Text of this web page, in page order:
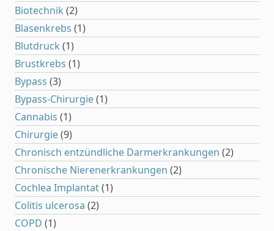
Biotechnik (2)
Blasenkrebs (1)
Blutdruck (1)
Brustkrebs (1)
Bypass (3)
Bypass-Chirurgie(1)
Cannabis (1)
Chirurgie(9)
Chronisch entzündliche Darmerkrankungen (2)
Chronische Nierenerkrankungen (2)
Cochlea Implantat(1)
Colitis ulcerosa (2)
COPD (1)